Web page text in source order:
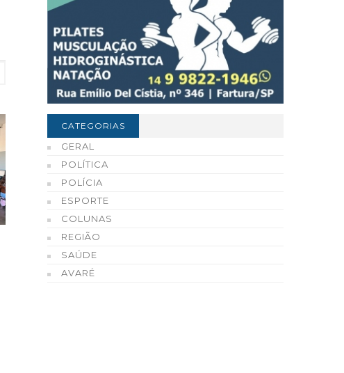
Final da Copa iGO de Futsal
CATEGORIAS
GERAL
POLÍTICA
POLÍCIA
ESPORTE
COLUNAS
REGIÃO
SAÚDE
AVARÉ